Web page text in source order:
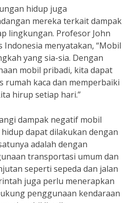
hidup juga
mereka terkait dampak
lingkungan. Profesor John
Indonesia menyatakan, “Mobil
yang sia-sia. Dengan
mobil pribadi, kita dapat
rumah kaca dan memperbaiki
hirup setiap hari.”
dampak negatif mobil
dapat dilakukan dengan
adalah dengan
transportasi umum dan
seperti sepeda dan jalan
juga perlu menerapkan
penggunaan kendaraan